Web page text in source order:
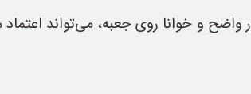
و خوانا روی جعبه، می‌تواند اعتماد